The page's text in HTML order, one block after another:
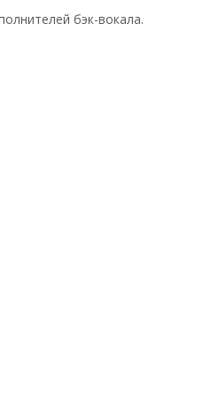
бэк-вокала.